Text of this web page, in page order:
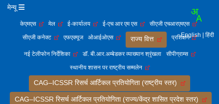
मेन्यू
केएमएस मेल ई-कार्यालय ई-एच आर एम एस
सीएजी एचआरएमएस
सीएजी कनेक्ट
एफएक्यूज ओआईओएस राज्य वित्त प्रशिक्षण
नई टेलीफोन निर्देशिका डॉ. बी.आर.अम्बेडकर व्याख्यान श्रृंखला
सीपीग्राम्स
स्थानीय शासन पर राष्ट्रीय सम्मलेन
CAG–ICSSR रिसर्च आर्टिकल प्रतियोगिता (राष्ट्रीय स्तर)
CAG–ICSSR रिसर्च आर्टिकल प्रतियोगिता (राज्य/केंद्र शासित प्रदेश स्तर)
English | हिंदी